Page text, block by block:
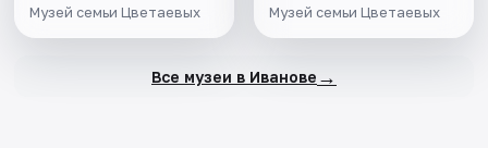
Музей семьи Цветаевых Музей семьи Цветаевых
Все музеи в Иванове →